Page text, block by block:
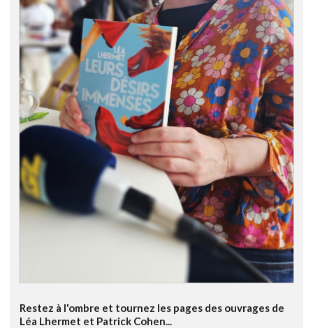
Restez à l'ombre et tournez les pages des ouvrages de
Léa Lhermet et Patrick Cohen...